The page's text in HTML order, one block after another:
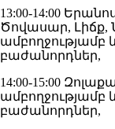
13:00-14:00
Ծովասար, Լիճք,
ամբողջությամբ
բաժանորդներ,
14:00-15:00
ամբողջությամբ
բաժանորդներ,